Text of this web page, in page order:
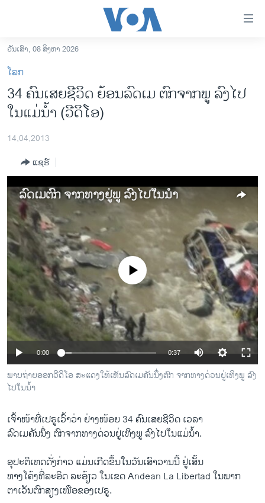
ເຂົ້າ
ຫາ
ຂ້າມ
ຂ້າມ
ຫາ
ອາເມຣິກາ
ຂ່າວ​ຈີນ
ໂລກ
ເອເຊຍ
ອິດສະຫຼະພາບດ້ານການຂ່າວ
ຊີວິດຊາວລາວ
ຊຸມຊົນຊາວລາວ
ວິທະຍາສາດ-ເທັກໂນໂລຈີ
ທຸລະກິດ
ພາສາອັງກິດ
ວີດີໂອ
ສຽງ
ລາຍການກະຈາຍສຽງ
ຕິດຕາມພວກເຮົາ ທີ່
ວັນເສົາ, 08 ສິງຫາ 2026
ໂລກ
34 ຄົນເສຍຊີວິດ ຍ້ອນລົດເມ ຕົກຈາກພູ ລົງໄປ
ໃນແມ່ນໍ້າ (ວີດິໂອ)
14,04,2013
ແຊຣ໌
ລົດເມຕົກ ຈາກທາງຢູ່ພູ ລົງໄປໃນນໍ້າ
No media source currently available
0:00 0:37
ພາບຖ່າຍອອກວີດິໂອ ສະແດງໃຫ້ເຫັນລົດເມຄັນນຶ່ງຕົກ ຈາກທາງດ່ວນຢູ່ເທິງພູ ລົງ
ໄປໃນນໍ້າ
ເຈົ້າໜ້າທີ່ເປຣູເວົ້າວ່າ ຢ່າງໜ້ອຍ 34 ຄົນເສຍຊີວິດ ເວລາ
ລົດເມຄັນນຶ່ງ ຕົກຈາກທາງດ່ວນຢູ່ເທິງພູ ລົງໄປໃນແມ່ນໍ້າ.
ອຸປະຕິເຫດດັ່ງກ່າວ ແມ່ນເກີດຂຶ້ນໃນວັນເສົາວານນີ້ ຢູ່ເສັ້ນ
ທາງໂຄ້ງທີ່ລະອິດ ລະອ້ຽວ ໃນເຂດ Andean La Libertad ໃນພາກ
ຕາເວັນຕົກສຽງເໜືອຂອງເປຣູ.